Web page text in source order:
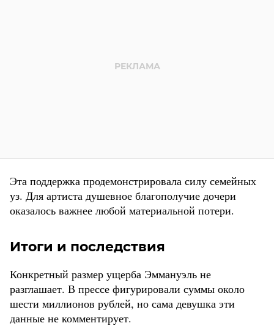
Эта поддержка продемонстрировала силу семейных
уз. Для артиста душевное благополучие дочери
оказалось важнее любой материальной потери.
Итоги и последствия
Конкретный размер ущерба Эммануэль не
разглашает. В прессе фигурировали суммы около
шести миллионов рублей, но сама девушка эти
данные не комментирует.